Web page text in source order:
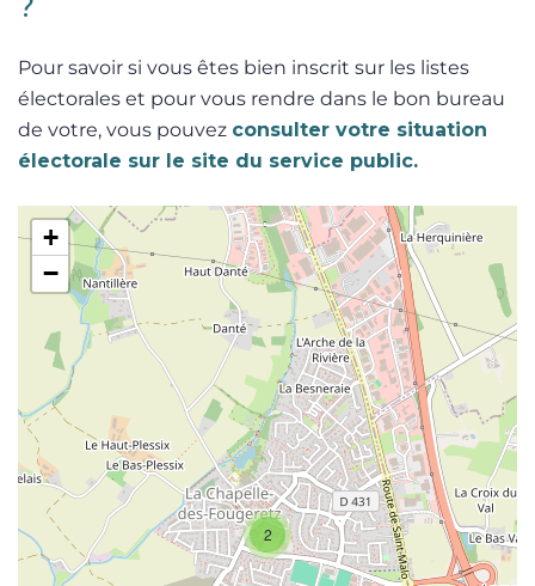
Pour savoir si vous êtes bien inscrit sur les listes
électorales et pour vous rendre dans le bon bureau
de votre, vous pouvez consulter votre situation
électorale sur le site du service public.
2
+
−